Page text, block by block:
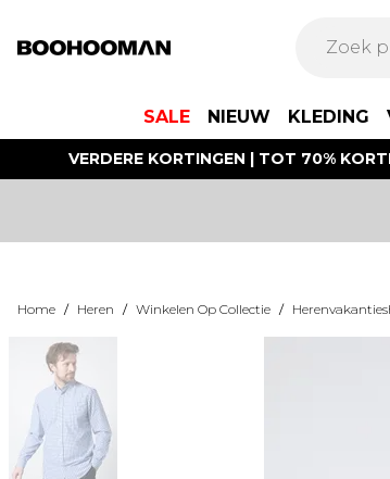
SALE NIEUW KLEDING
VERDERE KORTINGEN | TOT 70%
Home / Heren / Winkelen Op Collectie /